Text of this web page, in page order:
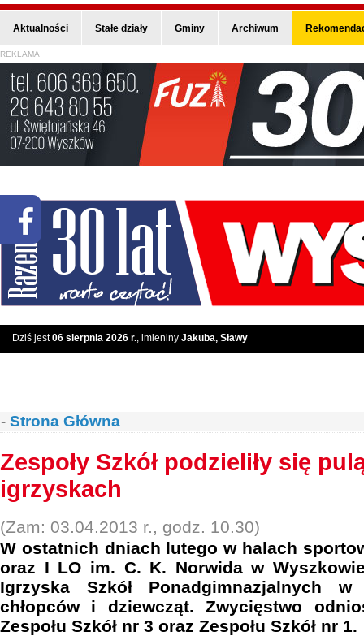
Aktualności Stałe działy Gminy Archiwum
REKLAMA
Dziś jest06 sierpnia 2026 r., imieniny Jakuba, Sławy
- Strona Główna
Zespoły Szkół podzieliły się
igrzyskach
(Zam: 03.04.2013 r., godz. 10.30)
W ostatnich dniach lutego w halach
oraz I LO im. C. K. Norwida w
Igrzyska Szkół Ponadgimnazjalnych
chłopców i dziewcząt. Zwycięstwo
Zespołu Szkół nr 3 oraz Zespołu Szkół nr 1.